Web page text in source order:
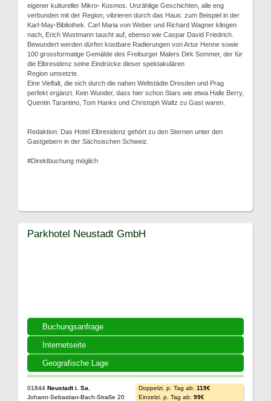
eigener kultureller Mikro- Kosmos. Unzählige Geschichten, alle eng
verbunden mit der Region, vibrieren durch das Haus: zum Beispiel in der
Karl-May-Bibliothek. Carl Maria von Weber und Richard Wagner klingen
nach, Erich Wustmann taucht auf, ebenso wie Caspar David Friedrich.
Bewundert werden dürfen kostbare Radierungen von Artur Henne sowie
100 grossformatige Gemälde des Freiburger Malers Dirk Sommer, der für
die Elbresidenz seine Eindrücke dieser spektakulären
Region umsetzte.
Eine Vielfalt, die sich durch die nahen Weltstädte Dresden und Prag
perfekt ergänzt. Kein Wunder, dass hier schon Stars wie etwa Halle Berry,
Quentin Tarantino, Tom Hanks und Christoph Waltz zu Gast waren.
Redaktion: Das Hotel Elbresidenz gehört zu den Sternen unter den
Gastgebern in der Sächsischen Schweiz.
#Direktbuchung möglich
Buchungsanfrage
Internetseite
Geografische Lage
Parkhotel Neustadt GmbH
01844 Neustadt i. Sa.
Johann-Sebastian-Bach-Straße 20
Doppelzi. p. Tag ab: 119€
Einzelzi. p. Tag ab: 99€